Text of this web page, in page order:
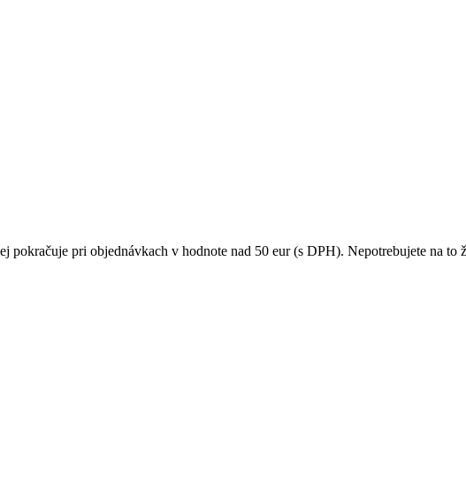
pokračuje pri objednávkach v hodnote nad 50 eur (s DPH). Nepotrebujete na